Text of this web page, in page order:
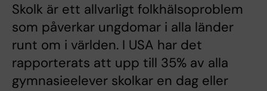
Skolk är ett allvarligt folkhälsoproblem
som påverkar ungdomar i alla länder
runt om i världen. I USA har det
rapporterats att upp till 35% av alla
gymnasieelever skolkar en dag eller